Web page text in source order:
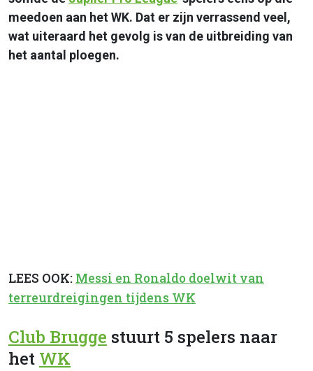
meedoen aan het WK. Dat er zijn verrassend veel,
wat uiteraard het gevolg is van de uitbreiding van
het aantal ploegen.
LEES OOK: Messi en Ronaldo doelwit van
terreurdreigingen tijdens WK
Club Brugge stuurt 5 spelers naar
het WK